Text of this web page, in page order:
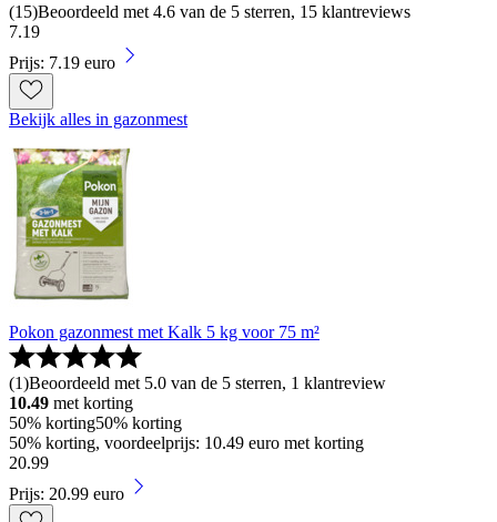
(15)Beoordeeld met 4.6 van de 5 sterren, 15 klantreviews
7.19
Prijs: 7.19 euro
Bekijk alles in gazonmest
Pokon gazonmest met Kalk 5 kg voor 75 m²
(1)Beoordeeld met 5.0 van de 5 sterren, 1 klantreview
10.49 met korting
50% korting50% korting
50% korting, voordeelprijs: 10.49 euro met korting
20.99
Prijs: 20.99 euro